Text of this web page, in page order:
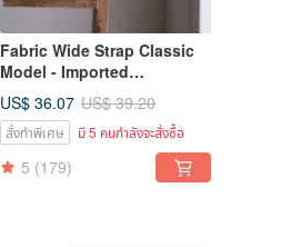
Fabric Wide Strap Classic
Model - Imported
Japanese/American Fabric /
Straps / Patterned Fabric
US$ 36.07 US$ 39.20
สั่งทำพิเศษ มี 5 คนกำลังจะสั่งซื้อ
5 (179)